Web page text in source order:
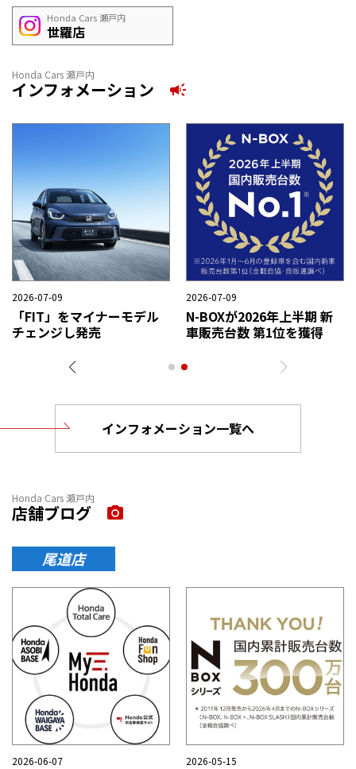
Honda Cars 瀬戸内
世羅店
Honda Cars 瀬戸内
インフォメーション
2026-08-02
夏季休業日のご案内
2026-07-16
N-BOXをマイナーモデルチ
ェンジし発売
インフォメーション一覧へ
Honda Cars 瀬戸内
店舗ブログ
尾道店
2026-07-16 2026-07-09